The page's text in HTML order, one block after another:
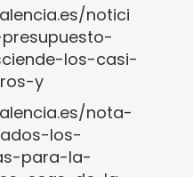
notici
los-casi-
y
nota-
los-
para-la-